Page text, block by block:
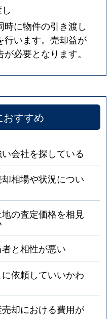
に物件の引き渡し
行います。売却益が
必要となります。
おすすめ
会社を探している
相場や状況につい
の査定価格を相見
と相性が悪い
依頼していいかわ
却における費用が